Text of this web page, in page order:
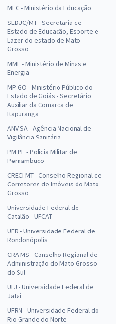
MEC - Ministério da Educação
SEDUC/MT - Secretaria de
Estado de Educação, Esporte e
Lazer do estado de Mato
Grosso
MME - Ministério de Minas e
Energia
MP GO - Ministério Público do
Estado de Goiás - Secretário
Auxiliar da Comarca de
Itapuranga
ANVISA - Agência Nacional de
Vigilância Sanitária
PM PE - Polícia Militar de
Pernambuco
CRECI MT - Conselho Regional de
Corretores de Imóveis do Mato
Grosso
Universidade Federal de
Catalão - UFCAT
UFR - Universidade Federal de
Rondonópolis
CRA MS - Conselho Regional de
Administração do Mato Grosso
do Sul
UFJ - Universidade Federal de
Jataí
UFRN - Universidade Federal do
Rio Grande do Norte